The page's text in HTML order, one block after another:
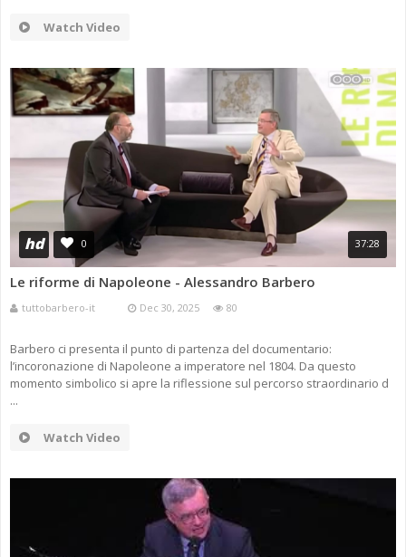
Watch Video
hd 0 37:28
Le riforme di Napoleone - Alessandro Barbero
tuttobarbero-it Dec 30, 2025 80
Barbero ci presenta il punto di partenza del documentario:
l’incoronazione di Napoleone a imperatore nel 1804. Da questo
momento simbolico si apre la riflessione sul percorso straordinario d
...
Watch Video